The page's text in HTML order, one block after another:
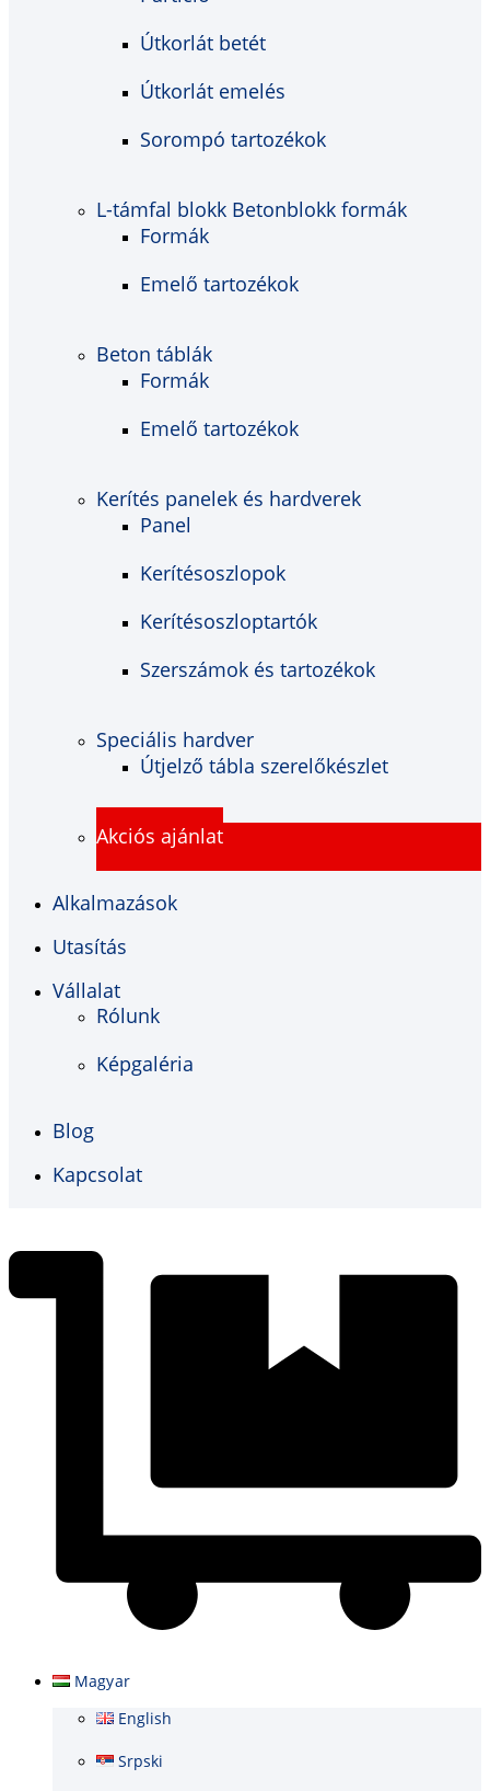
Útkorlát betét
Útkorlát emelés
Sorompó tartozékok
L-támfal blokk Betonblokk formák
Formák
Emelő tartozékok
Beton táblák
Formák
Emelő tartozékok
Kerítés panelek és hardverek
Panel
Kerítésoszlopok
Kerítésoszloptartók
Szerszámok és tartozékok
Speciális hardver
Útjelző tábla szerelőkészlet
Akciós ajánlat
Alkalmazások
Utasítás
Vállalat
Rólunk
Képgaléria
Blog
Kapcsolat
Magyar
English
Srpski